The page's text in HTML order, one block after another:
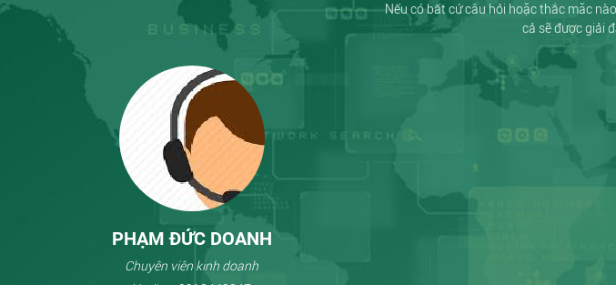
Nếu có bất cứ câu hỏi hoặc thắc măc
cả sẽ được giải
PHẠM ĐỨC DOANH
Chuyên viên kinh doanh